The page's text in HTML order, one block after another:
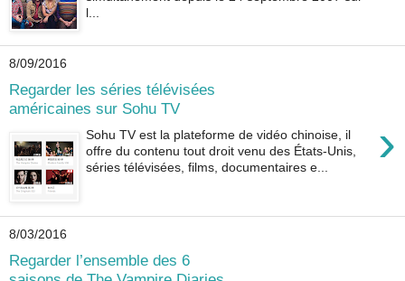
l...
8/09/2016
Regarder les séries télévisées
américaines sur Sohu TV
›
Sohu TV est la plateforme de vidéo chinoise, il
offre du contenu tout droit venu des États-Unis,
séries télévisées, films, documentaires e...
8/03/2016
Regarder l’ensemble des 6